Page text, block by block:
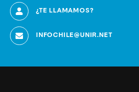
¿TE LLAMAMOS?
INFOCHILE@UNIR.NET